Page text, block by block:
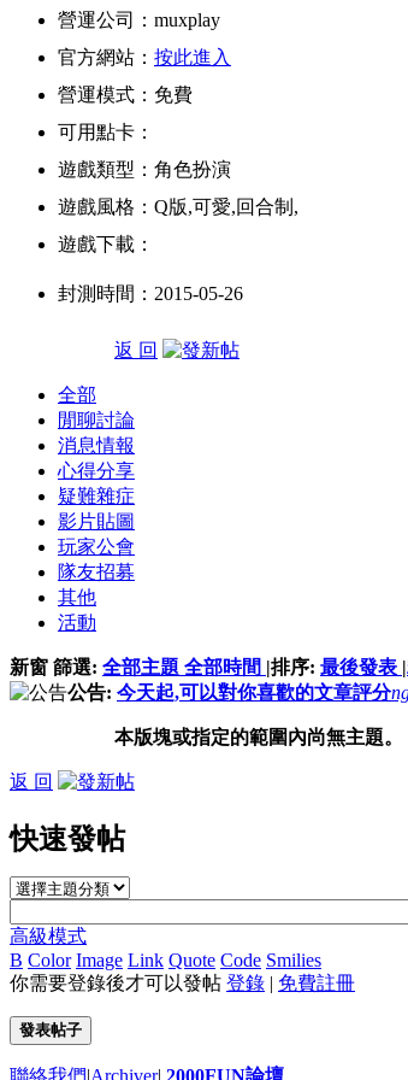
營運公司：muxplay
官方網站： 按此進入
營運模式：免費
可用點卡：
遊戲類型：角色扮演
遊戲風格：Q版,可愛,回合制,
遊戲下載：
封測時間：2015-05-26
返 回
全部
閒聊討論
消息情報
心得分享
疑難雜症
影片貼圖
玩家公會
隊友招募
其他
活動
新窗 篩選: 全部主題 全部時間 |排序: 最後發表 |
公告: 今天起,可以對你喜歡的文章評分
本版塊或指定的範圍內尚無主題。
返 回
快速發帖
高級模式
B Color Image Link Quote Code Smilies
你需要登錄後才可以發帖 登錄 | 免費註冊
發表帖子
聯絡我們|Archiver| 2000FUN論壇